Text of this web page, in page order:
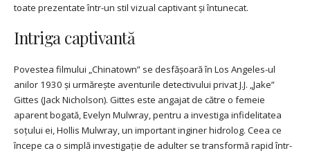
toate prezentate într-un stil vizual captivant și întunecat.
Intriga captivantă
Povestea filmului „Chinatown” se desfășoară în Los Angeles-ul
anilor 1930 și urmărește aventurile detectivului privat J.J. „Jake”
Gittes (Jack Nicholson). Gittes este angajat de către o femeie
aparent bogată, Evelyn Mulwray, pentru a investiga infidelitatea
soțului ei, Hollis Mulwray, un important inginer hidrolog. Ceea ce
începe ca o simplă investigație de adulter se transformă rapid într-